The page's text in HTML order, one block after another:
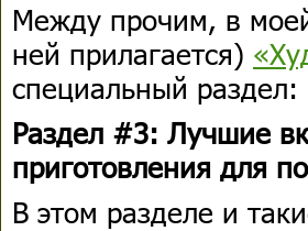
Между прочим, в
ней прилагается)
специальный раздел:
Раздел #3: Лучшие
приготовления для
В этом разделе и